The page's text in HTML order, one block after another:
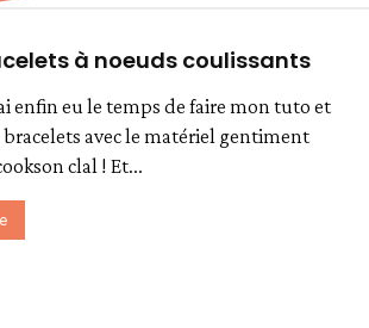
à noeuds coulissants
enfin eu le temps de faire mon tuto et
avec le matériel gentiment
clal ! Et...